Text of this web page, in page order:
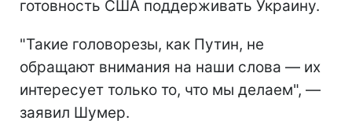
готовность США поддерживать Украину.
"Такие головорезы, как Путин, не
обращают внимания на наши слова — их
интересует только то, что мы делаем", —
заявил Шумер.